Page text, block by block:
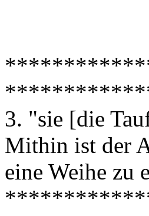
3. "sie [die
Mithin ist der
eine Weihe zu